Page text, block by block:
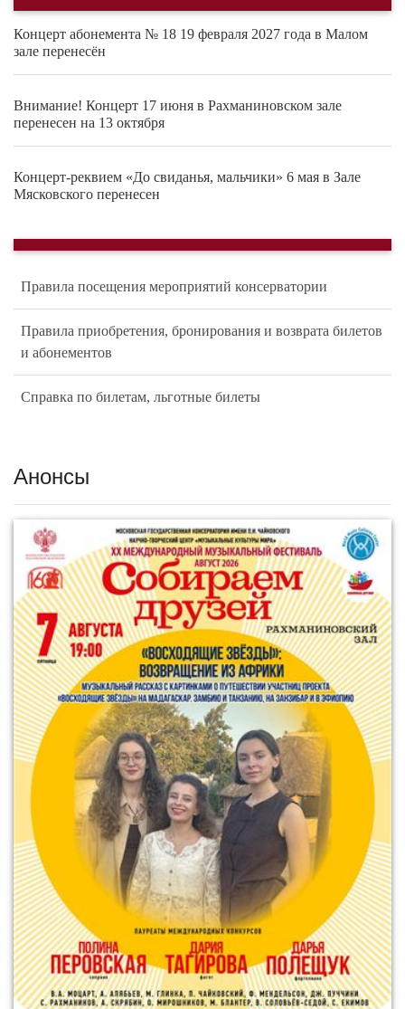
Концерт абонемента № 18 19 февраля 2027 года в Малом
зале перенесён
Внимание! Концерт 17 июня в Рахманиновском зале
перенесен на 13 октября
Концерт-реквием «До свиданья, мальчики» 6 мая в Зале
Мясковского перенесен
Правила посещения мероприятий консерватории
Правила приобретения, бронирования и возврата билетов
и абонементов
Справка по билетам, льготные билеты
Анонсы